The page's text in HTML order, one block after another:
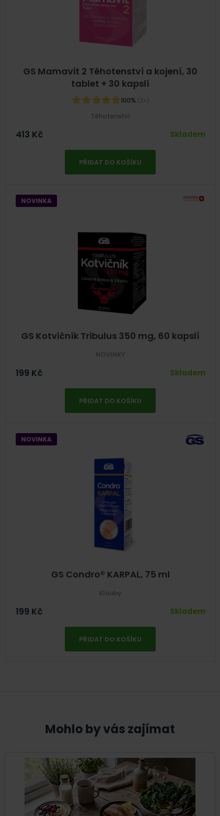
GS Mamavit 2 Těhotenství a kojení, 30
tablet + 30 kapslí
100% (2×)
Těhotenství
413 Kč Skladem
PŘIDAT DO KOŠÍKU
GS Kotvičník Tribulus 350 mg, 60 kapslí
NOVINKA
NOVINKY
199 Kč Skladem
PŘIDAT DO KOŠÍKU
GS Condro® KARPAL, 75 ml
NOVINKA
Klouby
199 Kč Skladem
PŘIDAT DO KOŠÍKU
Mohlo by vás zajímat